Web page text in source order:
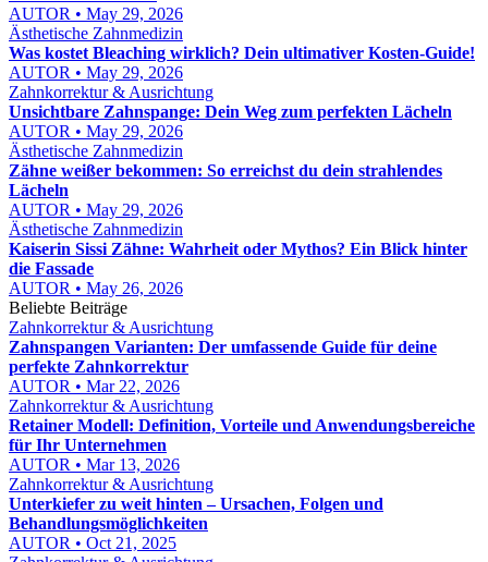
AUTOR • May 29, 2026
Ästhetische Zahnmedizin
Was kostet Bleaching wirklich? Dein ultimativer Kosten-Guide!
AUTOR • May 29, 2026
Zahnkorrektur & Ausrichtung
Unsichtbare Zahnspange: Dein Weg zum perfekten Lächeln
AUTOR • May 29, 2026
Ästhetische Zahnmedizin
Zähne weißer bekommen: So erreichst du dein strahlendes
Lächeln
AUTOR • May 29, 2026
Ästhetische Zahnmedizin
Kaiserin Sissi Zähne: Wahrheit oder Mythos? Ein Blick hinter
die Fassade
AUTOR • May 26, 2026
Beliebte Beiträge
Zahnkorrektur & Ausrichtung
Zahnspangen Varianten: Der umfassende Guide für deine
perfekte Zahnkorrektur
AUTOR • Mar 22, 2026
Zahnkorrektur & Ausrichtung
Retainer Modell: Definition, Vorteile und Anwendungsbereiche
für Ihr Unternehmen
AUTOR • Mar 13, 2026
Zahnkorrektur & Ausrichtung
Unterkiefer zu weit hinten – Ursachen, Folgen und
Behandlungsmöglichkeiten
AUTOR • Oct 21, 2025